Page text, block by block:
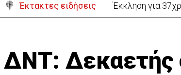
Έκτακτες ειδήσεις Γερμανία:
ΔΝΤ: Δεκαετής